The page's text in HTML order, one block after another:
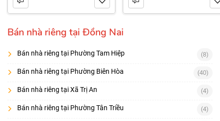
Bán nhà riêng tại Đồng Nai
Bán nhà riêng tại Phường Tam Hiệp (8)
Bán nhà riêng tại Phường Biên Hòa (40)
Bán nhà riêng tại Xã Trị An (4)
Bán nhà riêng tại Phường Tân Triều (4)